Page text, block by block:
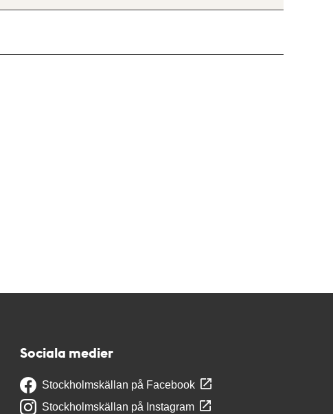
Sociala medier
Stockholmskällan på Facebook
Stockholmskällan på Instagram